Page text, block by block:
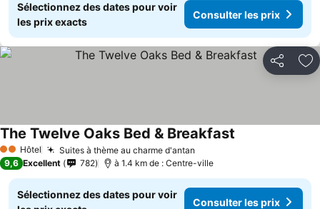
Sélectionnez des dates pour voir
les prix exacts
Consulter les prix
Partager
2 Étoiles
Hôtel Suites à thème au charme d'antan
The Twelve Oaks Bed & Breakfast
9,6 Excellent 782 à 1.4 km de : Centre-ville
Sélectionnez des dates pour voir
Consulter les prix